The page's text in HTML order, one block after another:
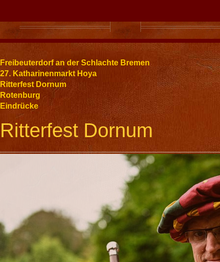
Freibeuterdorf an der Schlachte Bremen
27. Katharinenmarkt Hoya
Ritterfest Dornum
Rotenburg
Eindrücke
Ritterfest Dornum